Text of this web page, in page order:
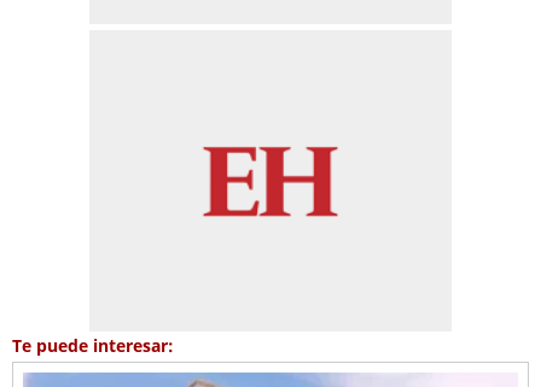
Te puede interesar: